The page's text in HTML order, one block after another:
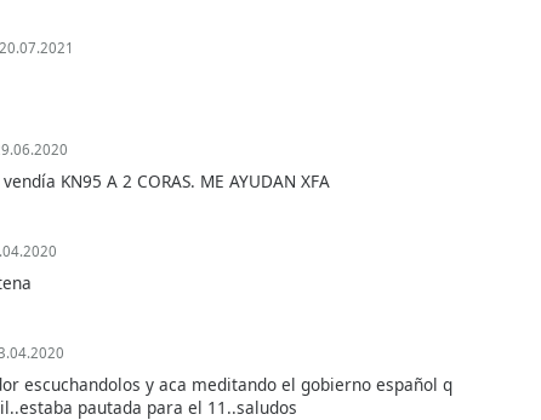
20.07.2021
KN95 A 2 CORAS. ME AYUDAN XFA
escuchandolos y aca meditando el gobierno español q
pautada para el 11..saludos